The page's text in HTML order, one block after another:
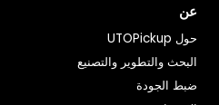
عن
حول UTOPickup
البحث والتطوير والتصنيع
ضبط الجودة